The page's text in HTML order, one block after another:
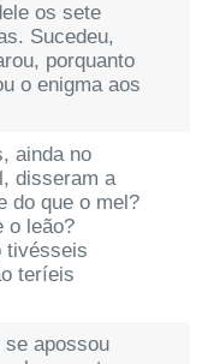
os sete
Sucedeu,
porquanto
o enigma aos
ainda no
disseram a
do que o mel?
o leão?
tivésseis
teríeis
se apossou